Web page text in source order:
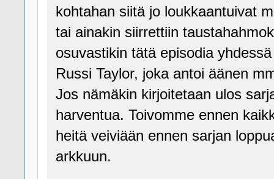
kohtahan siitä jo loukkaantuivat
tai ainakin siirrettiin
osuvastikin tätä episodia
Russi Taylor, joka antoi äänen
Jos nämäkin kirjoitetaan ulos
harventua. Toivomme ennen
heitä veiviään ennen sarjan
arkkuun.